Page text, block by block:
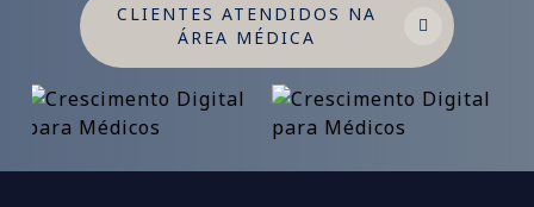
CLIENTES ATENDIDOS NA
ÁREA MÉDICA